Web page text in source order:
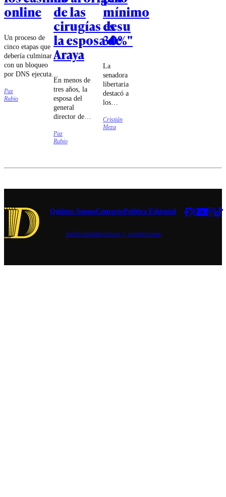
online
Un proceso de
cinco etapas que
debería culminar
con un bloqueo
por DNS ejecutado
por las compañías
de
telecomunicaciones
Paz
Rubio
de las
cirugías de
la esposa de
Araya
En menos de
tres años, la
esposa del
general
director de
se sometió a
cuatro
duda.
Paz
Rubio
mínimo
es su
30%"
La
senadora
libertaria
destacó a
los
Jorge
Quiroz e
la batalla
Cristián
Meza
Quiénes SomosContactoPolítica Editorial
publicidadtérminos y condiciones